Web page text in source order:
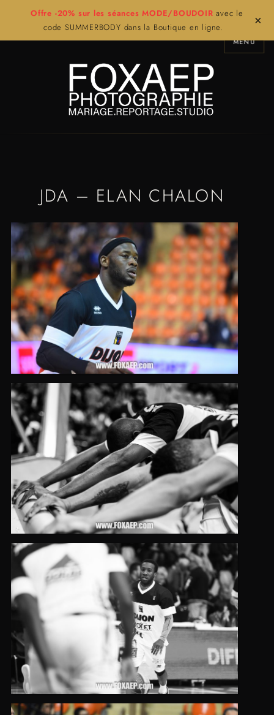
Offre -20% sur les séances MODE/BOUDOIR avec le
code SUMMERBODY dans la Boutique en ligne.
×
MENU
JDA – ELAN CHALON